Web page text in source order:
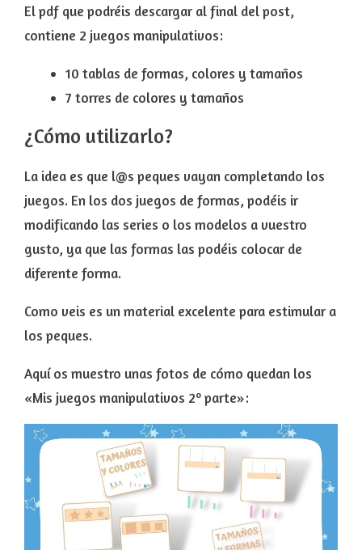
El pdf que podréis descargar al final del post,
contiene 2 juegos manipulativos:
10 tablas de formas, colores y tamaños
7 torres de colores y tamaños
¿Cómo utilizarlo?
La idea es que l@s peques vayan completando los
juegos. En los dos juegos de formas, podéis ir
modificando las series o los modelos a vuestro
gusto, ya que las formas las podéis colocar de
diferente forma.
Como veis es un material excelente para estimular a
los peques.
Aquí os muestro unas fotos de cómo quedan los
«Mis juegos manipulativos 2º parte»: